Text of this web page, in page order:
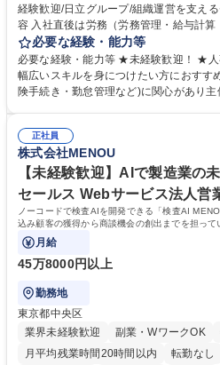
経験歓迎/日立グループ/組織運営を支えるゼネ
容 入社直後は労務（労務管理・給与計
任せいたします。将来は総務・採用・教
営を支えるゼネラリストをめざせます。 ・初期業務：労働時間管理、給与
計算、社会保険対応、福利厚生管理、安
します。ご経験に応じて、休職者管理な
幅広く経験を積みたい意欲がある方に最適な環境で
務・人事】未経験歓迎/日立グループ/組
指す
必要な経験・能力等
必要な経験・能力等 ★未経験歓迎！ ★人
幅広いスキルを身につけたい方におすすめ！ ■労務管理(給与計算・
険手続き・勤怠管理など)に関心があり
のご経験 ■労務管理（給与計算・社会保
■衛生管理者の資格をお持ちの方 学歴・資格 学歴：大学院 大学 高専 短大
専修学校 高校 語学力： 資格：
正社員
株式会社MENOU
【未経験歓迎】AIで製造業の
セールス Webサービス法人営
ノーコードで検査AIを開発できる「検査AI
込み顧客の獲得から商談機会の創出までを担って
ルドセールスをつなぐ役割として、
月給
45万8000円以上
勤務地
東京都中央区
業界未経験歓迎
副業・WワークOK
月平均残業時間20時間以内
転勤なし